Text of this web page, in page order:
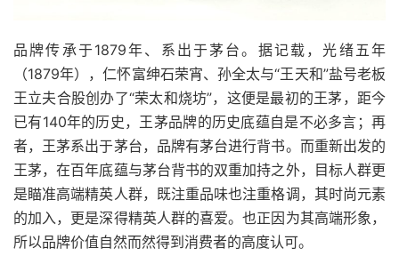
品牌传承于1879年、系出于茅台。据记载，光绪五年
（1879年），仁怀富绅石荣宵、孙全太与“王天和”盐号老板
王立夫合股创办了“荣太和烧坊”，这便是最初的王茅，距今
已有140年的历史，王茅品牌的历史底蕴自是不必多言；再
者，王茅系出于茅台，品牌有茅台进行背书。而重新出发的
王茅，在百年底蕴与茅台背书的双重加持之外，目标人群更
是瞄准高端精英人群，既注重品味也注重格调，其时尚元素
的加入，更是深得精英人群的喜爱。也正因为其高端形象，
所以品牌价值自然而然得到消费者的高度认可。